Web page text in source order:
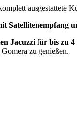
ausgestattete
Satellitenempfang
Jacuzzi für bis zu 4
zu genießen.